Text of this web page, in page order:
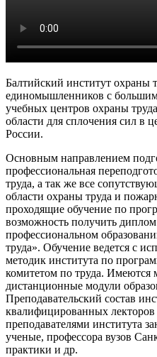
Балтийский институт охраны
единомышленников с
учебных центров охраны
области для сплочения сил в
России.
Основным направлением
профессиональная
труда, а так же все
области охраны труда и
проходящие обучение по
возможность получить
профессиональном
труда». Обучение ведется с
методик института по
комитетом по труда. Имеются
дистанционные модули
Преподавательский состав
квалифицированных
преподавателями института
ученые, профессора вузов
практики и др.